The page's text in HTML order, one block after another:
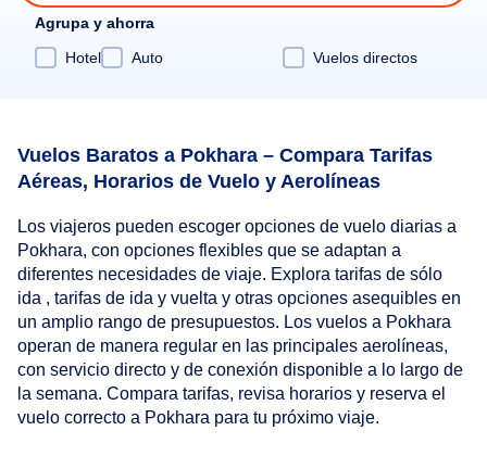
Agrupa y ahorra
Hotel
Auto Vuelos directos
Vuelos Baratos a Pokhara – Compara Tarifas
Aéreas, Horarios de Vuelo y Aerolíneas
Los viajeros pueden escoger opciones de vuelo diarias a
Pokhara, con opciones flexibles que se adaptan a
diferentes necesidades de viaje. Explora tarifas de sólo
ida , tarifas de ida y vuelta y otras opciones asequibles en
un amplio rango de presupuestos. Los vuelos a Pokhara
operan de manera regular en las principales aerolíneas,
con servicio directo y de conexión disponible a lo largo de
la semana. Compara tarifas, revisa horarios y reserva el
vuelo correcto a Pokhara para tu próximo viaje.